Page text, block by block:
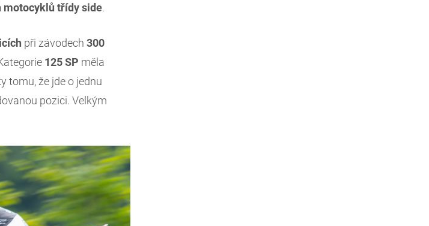
motocyklů třídy side.
při závodech 300
125 SP měla
tomu, že jde o jednu
pozici. Velkým